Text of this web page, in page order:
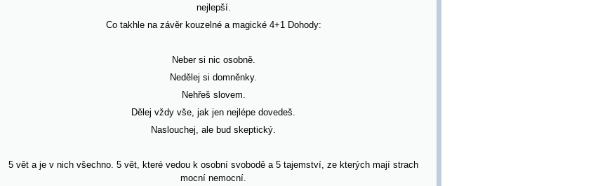
nejlepší.
Co takhle na závěr kouzelné a magické 4+1 Dohody:
Neber si nic osobně.
Nedělej si domněnky.
Nehřeš slovem.
Dělej vždy vše, jak jen nejlépe dovedeš.
Naslouchej, ale bud skeptický.
5 vět a je v nich všechno. 5 vět, které vedou k osobní svobodě a 5 tajemství, ze kterých mají strach
mocní nemocní.